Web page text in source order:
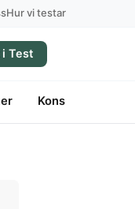
Hur vi testar
i Test